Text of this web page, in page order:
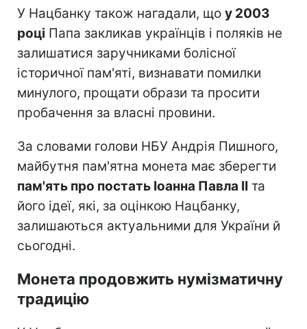
У Нацбанку також нагадали, що у 2003
році Папа закликав українців і поляків не
залишатися заручниками болісної
історичної пам'яті, визнавати помилки
минулого, прощати образи та просити
пробачення за власні провини.
За словами голови НБУ Андрія Пишного,
майбутня пам'ятна монета має зберегти
пам'ять про постать Іоанна Павла II та
його ідеї, які, за оцінкою Нацбанку,
залишаються актуальними для України й
сьогодні.
Монета продовжить нумізматичну
традицію